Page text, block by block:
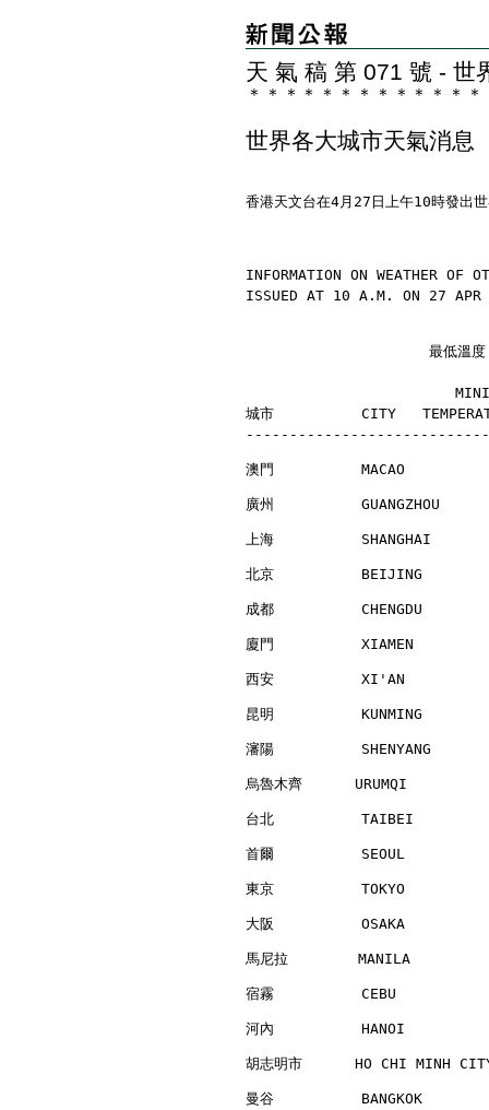
天 氣 稿 第 071 號 - 世
＊ ＊ ＊ ＊ ＊ ＊ ＊ ＊ ＊ ＊ ＊ ＊ ＊
世界各大城市天氣消息
香港天文台在4月27日上午10時發出
INFORMATION ON WEATHER OF
ISSUED AT 10 A.M. ON 27 APR
最低溫度
城市          CITY
澳門          MACAO
廣州
上海          SHANGHAI
北京          BEIJING
成都          CHENGDU
廈門          XIAMEN
西安          XI'AN
昆明          KUNMING
瀋陽          SHENYANG
烏魯木齊      URUMQI
台北          TAIBEI
首爾          SEOUL
東京          TOKYO
大阪          OSAKA
馬尼拉        MANILA
宿霧          CEBU
河內          HANOI
胡志明市      HO CHI MINH
曼谷          BANGKOK